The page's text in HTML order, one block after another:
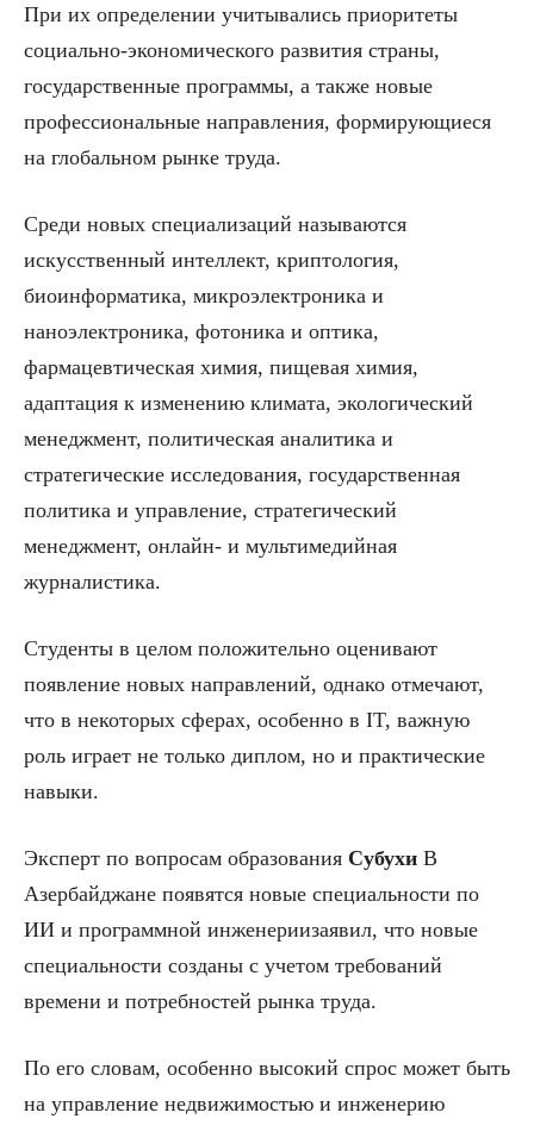
При их определении учитывались приоритеты
социально-экономического развития страны,
государственные программы, а также новые
профессиональные направления, формирующиеся
на глобальном рынке труда.
Среди новых специализаций называются
искусственный интеллект, криптология,
биоинформатика, микроэлектроника и
наноэлектроника, фотоника и оптика,
фармацевтическая химия, пищевая химия,
адаптация к изменению климата, экологический
менеджмент, политическая аналитика и
стратегические исследования, государственная
политика и управление, стратегический
менеджмент, онлайн- и мультимедийная
журналистика.
Студенты в целом положительно оценивают
появление новых направлений, однако отмечают,
что в некоторых сферах, особенно в IT, важную
роль играет не только диплом, но и практические
навыки.
Эксперт по вопросам образования Субухи В
Азербайджане появятся новые специальности по
ИИ и программной инженериизаявил, что новые
специальности созданы с учетом требований
времени и потребностей рынка труда.
По его словам, особенно высокий спрос может быть
на управление недвижимостью и инженерию